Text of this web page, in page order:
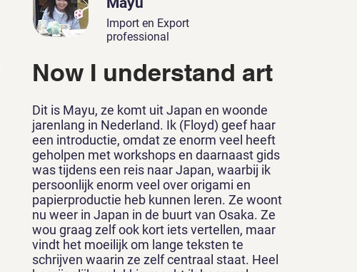
Import en Export
professional
Now I understand art
Dit is Mayu, ze komt uit Japan en woonde
jarenlang in Nederland. Ik (Floyd) geef haar
een introductie, omdat ze enorm veel heeft
geholpen met workshops en daarnaast gids
was tijdens een reis naar Japan, waarbij ik
persoonlijk enorm veel over origami en
papierproductie heb kunnen leren. Ze woont
nu weer in Japan in de buurt van Osaka. Ze
wou graag zelf ook kort iets vertellen, maar
vindt het moeilijk om lange teksten te
schrijven waarin ze zelf centraal staat. Heel